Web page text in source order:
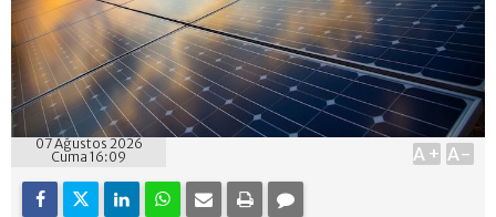
07 Ağustos 2026
Cuma 16:09
A+ A-